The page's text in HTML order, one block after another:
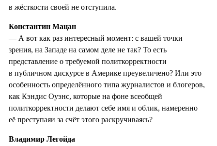
в жёсткости своей не отступила.
Константин Мацан
— А вот как раз интересный момент: с вашей точки
зрения, на Западе на самом деле не так? То есть
представление о требуемой политкорректности
в публичном дискурсе в Америке преувеличено? Или это
особенность определённого типа журналистов и блогеров,
как Кэндис Оуэнс, которые на фоне всеобщей
политкорректности делают себе имя и облик, намеренно
её преступаяи за счёт этого раскручиваясь?
Владимир Легойда